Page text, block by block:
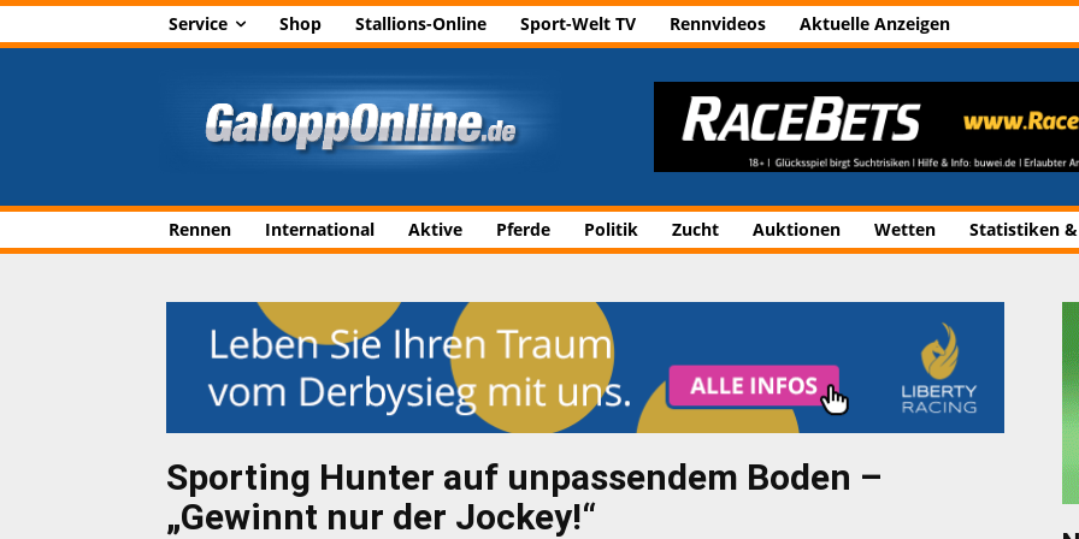
Service Shop Stallions-Online Sport-Welt TV Rennvideos Aktuelle Anzeigen
Rennen International Aktive Pferde Politik Zucht Auktionen Wetten Statistiken
Sporting Hunter auf unpassendem Boden –
„Gewinnt nur der Jockey!“